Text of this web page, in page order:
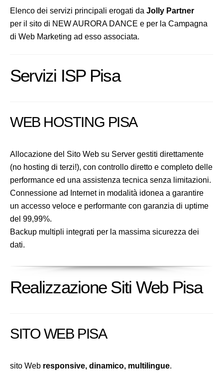
Elenco dei servizi principali erogati da Jolly Partner
per il sito di NEW AURORA DANCE e per la Campagna
di Web Marketing ad esso associata.
Servizi ISP Pisa
WEB HOSTING PISA
Allocazione del Sito Web su Server gestiti direttamente
(no hosting di terzi!), con controllo diretto e completo delle
performance ed una assistenza tecnica senza limitazioni.
Connessione ad Internet in modalità idonea a garantire
un accesso veloce e performante con garanzia di uptime
del 99,99%.
Backup multipli integrati per la massima sicurezza dei
dati.
Realizzazione Siti Web Pisa
SITO WEB PISA
sito Web responsive, dinamico, multilingue.